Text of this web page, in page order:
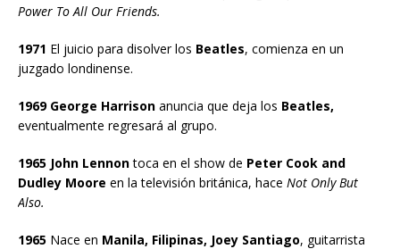
Power To All Our Friends.
1971 El juicio para disolver los Beatles, comienza en un
juzgado londinense.
1969 George Harrison anuncia que deja los Beatles,
eventualmente regresará al grupo.
1965 John Lennontoca en el show de Peter Cook and
Dudley Moore en la televisión británica, hace Not Only But
Also.
1965 Nace en Manila, Filipinas, Joey Santiago, guitarrista